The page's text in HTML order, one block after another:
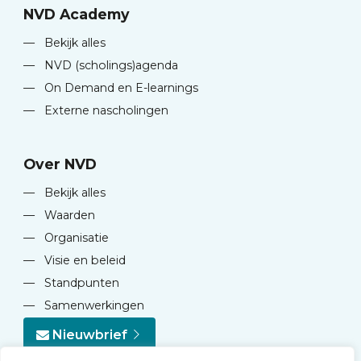
NVD Academy
—
Bekijk alles
—
NVD (scholings)agenda
—
On Demand en E-learnings
—
Externe nascholingen
Over NVD
—
Bekijk alles
—
Waarden
—
Organisatie
—
Visie en beleid
—
Standpunten
—
Samenwerkingen
Nieuwbrief